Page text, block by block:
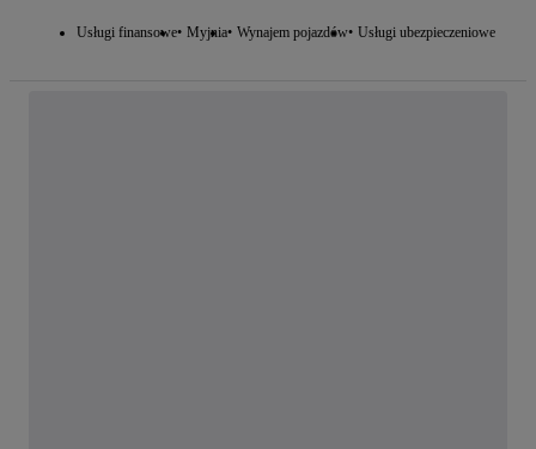
Usługi finansowe Myjnia Wynajem pojazdów Usługi ubezpieczeniowe